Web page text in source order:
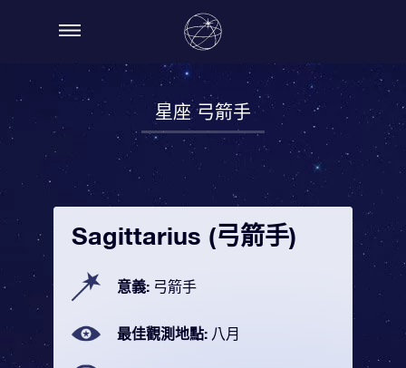
星座 弓箭手
Sagittarius (弓箭手)
意義: 弓箭手
最佳觀測地點: 八月